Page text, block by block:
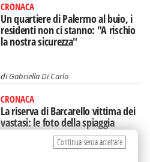
CRONACA
Un quartiere di Palermo al buio, i
residenti non ci stanno: "A rischio
la nostra sicurezza"
diGabriella Di Carlo
CRONACA
La riserva di Barcarello vittima dei
vastasi: le foto della spiaggia
lasciata nel degrado
Continua senza accettare